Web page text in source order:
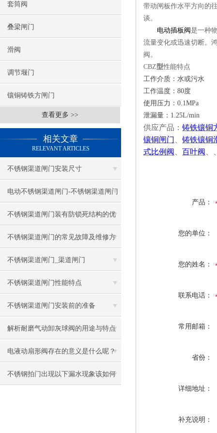
套筒阀
叠梁闸门
滑阀
调节堰门
镶铜铸铁方闸门
查看更多 >>
相关文章
RELEVANT ARTICLES
不锈钢渠道闸门安装尺寸
电动不锈钢渠道闸门-不锈钢渠道闸门
价格
不锈钢渠道闸门装有防锁死结构的优
势分析
不锈钢渠道闸门的常见故障及维修方
法
不锈钢渠道闸门_渠道闸门
不锈钢渠道闸门性能特点
不锈钢渠道闸门安装前的准备
解析耐磨气动卸灰球阀的用途与特点
电液动扇形阀存在的意义是什么呢？
不锈钢拍门出现以下漏水现象该如何
带动闸板作水平方向的
谈。
电动插板阀是一种
流量变化或迅速切断。
阀。
CBZ型性能特点
工作介质：水或污水
工作温度：80度
使用压力：0.1MPa
泄漏量：1.25L/min
供应产品： 铸铁镶铜
镶铜闸门
铸铁镶铜
式比例阀
百叶阀
产品：
您的单位：
您的姓名：
联系电话：
常用邮箱：
省份：
详细地址：
补充说明：